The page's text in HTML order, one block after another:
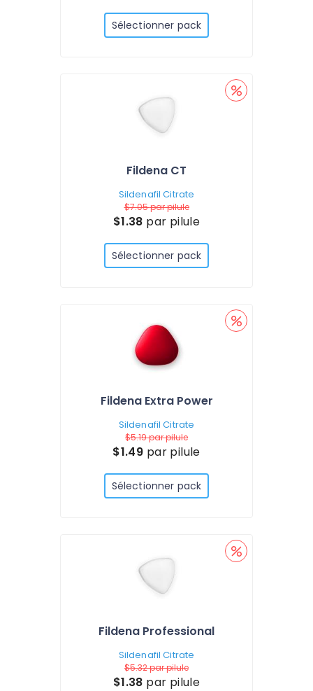
Sélectionner pack
Fildena CT
Sildenafil Citrate
$7.05par pilule
$1.38 par pilule
Sélectionner pack
Fildena Extra Power
Sildenafil Citrate
$5.19par pilule
$1.49 par pilule
Sélectionner pack
Fildena Professional
Sildenafil Citrate
$5.32par pilule
$1.38 par pilule